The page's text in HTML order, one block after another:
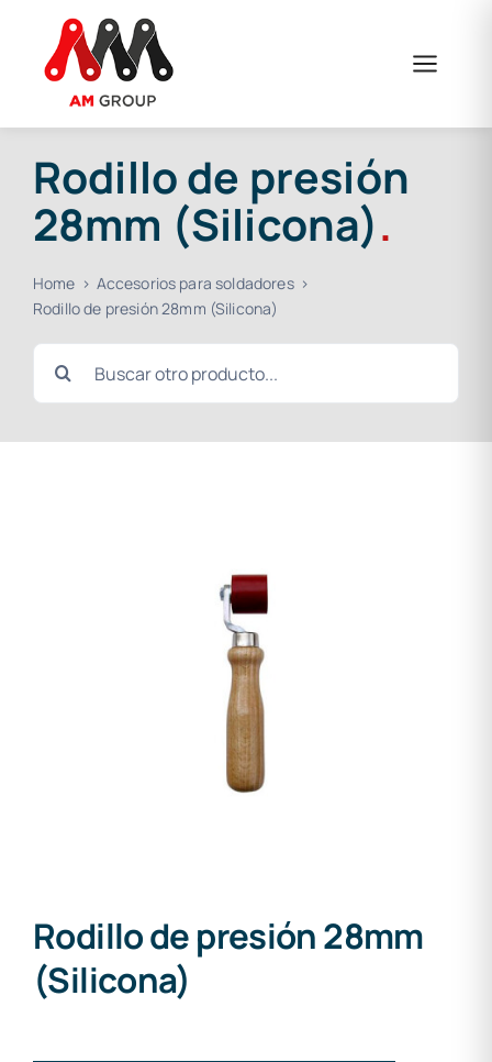
contenido
Rodillo de presión
28mm (Silicona).
Home
Accesorios para soldadores
Rodillo de presión 28mm (Silicona)
Buscar:
Rodillo de presión 28mm
(Silicona)